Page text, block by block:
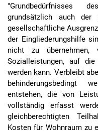
"Grundbedürfnisses
grundsätzlich auch
gesellschaftliche
der Eingliederungshilfe
nicht zu übernehmen,
Sozialleistungen, auf
werden kann. Verbleibt
behinderungsbedingt
entstehen, die von
vollständig erfasst
gleichberechtigten
Kosten für Wohnraum zu